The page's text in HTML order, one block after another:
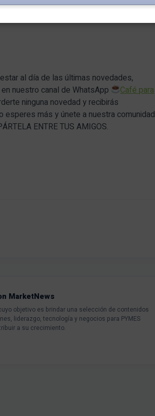
Ipsos analiza el perfil del consumidor
al día de las últimas novedades,
nuestro canal de WhatsApp
Café para
ninguna novedad y recibirás
esperes más y únete a nuestra comunidad
ENTRE TUS AMIGOS.
MarketNews
objetivo es brindar una selección de contenidos
liderazgo, tecnología y negocios para PYMES
a su crecimiento.